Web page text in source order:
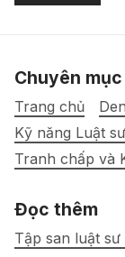
Chuyên mục
Trang chủ
Kỹ năng Luật
Tranh chấp và
Đọc thêm
Tập san luật sư